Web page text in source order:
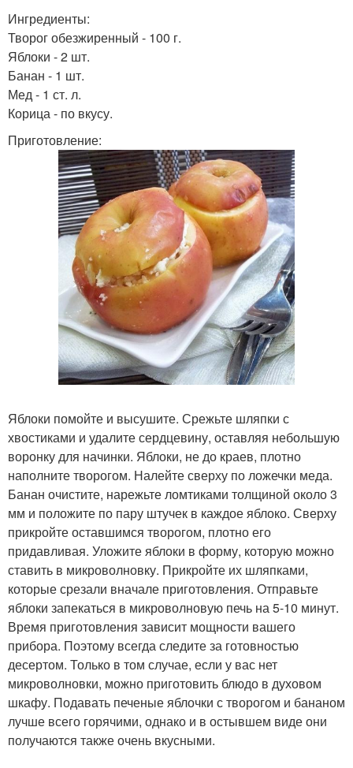
Ингредиенты:
Творог обезжиренный - 100 г.
Яблоки - 2 шт.
Банан - 1 шт.
Мед - 1 ст. л.
Корица - по вкусу.
Приготовление:
Яблоки помойте и высушите. Срежьте шляпки с
хвостиками и удалите сердцевину, оставляя небольшую
воронку для начинки. Яблоки, не до краев, плотно
наполните творогом. Налейте сверху по ложечки меда.
Банан очистите, нарежьте ломтиками толщиной около 3
мм и положите по пару штучек в каждое яблоко. Сверху
прикройте оставшимся творогом, плотно его
придавливая. Уложите яблоки в форму, которую можно
ставить в микроволновку. Прикройте их шляпками,
которые срезали вначале приготовления. Отправьте
яблоки запекаться в микроволновую печь на 5-10 минут.
Время приготовления зависит мощности вашего
прибора. Поэтому всегда следите за готовностью
десертом. Только в том случае, если у вас нет
микроволновки, можно приготовить блюдо в духовом
шкафу. Подавать печеные яблочки с творогом и бананом
лучше всего горячими, однако и в остывшем виде они
получаются также очень вкусными.